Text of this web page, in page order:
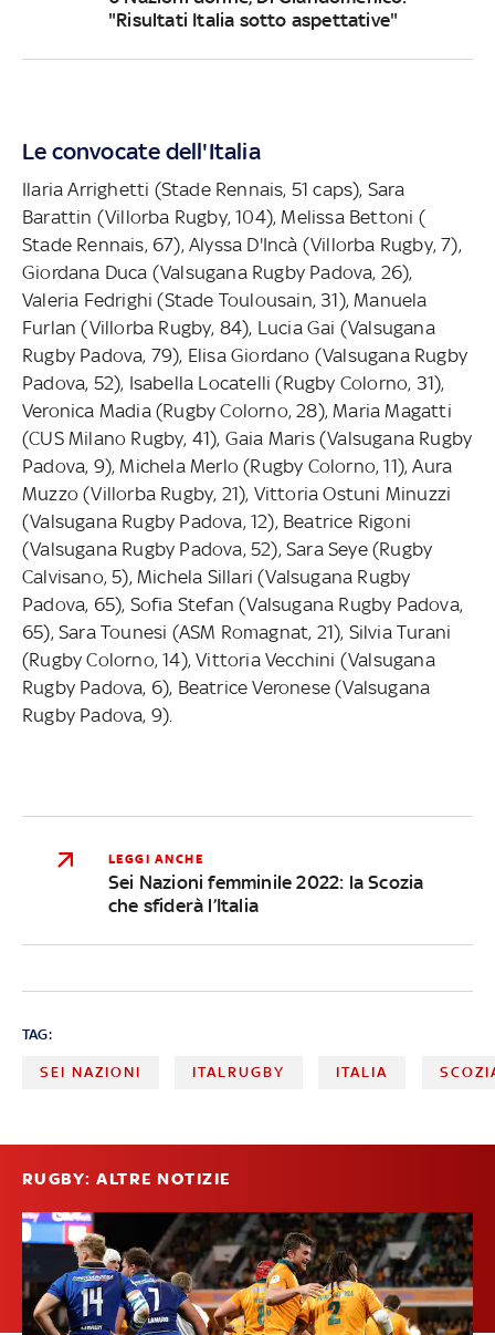
"Risultati Italia sotto aspettative"
Le convocate dell'Italia
Ilaria Arrighetti (Stade Rennais, 51 caps), Sara
Barattin (Villorba Rugby, 104), Melissa Bettoni (
Stade Rennais, 67), Alyssa D'Incà (Villorba Rugby, 7),
Giordana Duca (Valsugana Rugby Padova, 26),
Valeria Fedrighi (Stade Toulousain, 31), Manuela
Furlan (Villorba Rugby, 84), Lucia Gai (Valsugana
Rugby Padova, 79), Elisa Giordano (Valsugana Rugby
Padova, 52), Isabella Locatelli (Rugby Colorno, 31),
Veronica Madia (Rugby Colorno, 28), Maria Magatti
(CUS Milano Rugby, 41), Gaia Maris (Valsugana Rugby
Padova, 9), Michela Merlo (Rugby Colorno, 11), Aura
Muzzo (Villorba Rugby, 21), Vittoria Ostuni Minuzzi
(Valsugana Rugby Padova, 12), Beatrice Rigoni
(Valsugana Rugby Padova, 52), Sara Seye (Rugby
Calvisano, 5), Michela Sillari (Valsugana Rugby
Padova, 65), Sofia Stefan (Valsugana Rugby Padova,
65), Sara Tounesi (ASM Romagnat, 21), Silvia Turani
(Rugby Colorno, 14), Vittoria Vecchini (Valsugana
Rugby Padova, 6), Beatrice Veronese (Valsugana
Rugby Padova, 9).
LEGGI ANCHE
Sei Nazioni femminile 2022: la Scozia
che sfiderà l’Italia
TAG:
SEI NAZIONI ITALRUGBY ITALIA
RUGBY: ALTRE NOTIZIE